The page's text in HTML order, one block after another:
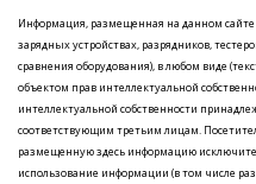
Информация, размещенная на данном сайте
зарядных устройствах, разрядников,
сравнения оборудования), в любом виде
объектом прав интеллектуальной
интеллектуальной собственности
соответствующим третьим лицам.
размещенную здесь информацию
использование информации (в том числе